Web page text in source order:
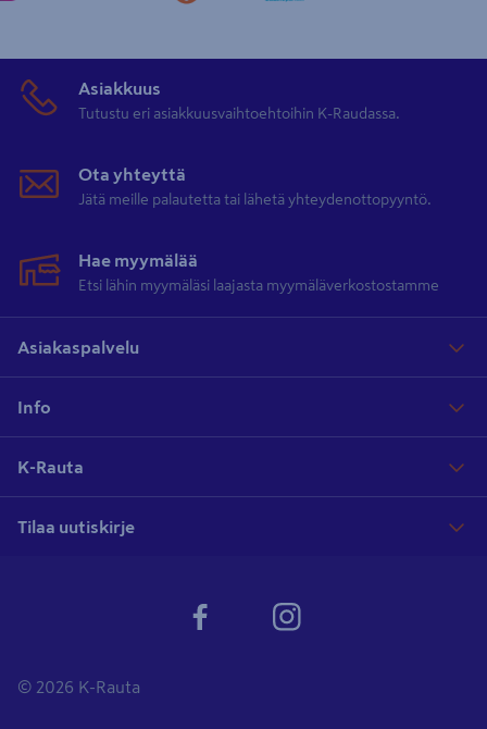
lukea lisääsavustusvinkkejä
Valikoimastamme löytyy
Weber
:n ja Valugrilli :n savustuslaatikot. Tutustu ja tilaa!
Asiakkuus
Tutustu eri asiakkuusvaihtoehtoihin K-Raudassa.
Ota yhteyttä
Jätä meille palautetta tai lähetä yhteydenottopyyntö.
Hae myymälää
Etsi lähin myymäläsi laajasta myymäläverkostostamme
Asiakaspalvelu
Info
K-Rauta
Tilaa uutiskirje
© 2026 K-Rauta